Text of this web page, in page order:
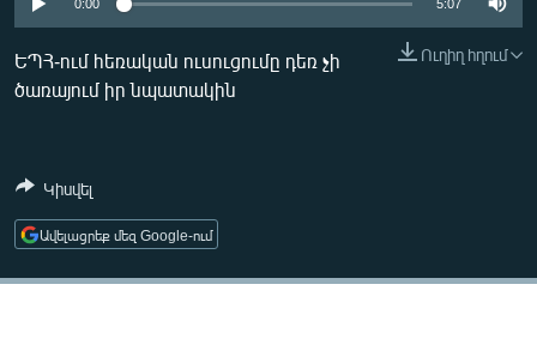
ՏՆՏԵՍՈՒԹՅՈՒՆ
ՂԱՐԱԲԱՂ
ՊԱՏԵՐԱԶՄԻ 6 ՇԱԲԱԹՆԵՐԸ
ՄԻՋԱԶԳԱՅԻՆ
ՄՇԱԿՈՒՅԹ
ՍՊՈՐՏ
0:00 5:07
Ուղիղ հղում
ԵՊՀ-ում հեռական ուսուցումը դեռ չի
ծառայում իր նպատակին
Կիսվել
Ավելացրեք մեզ Google-ում